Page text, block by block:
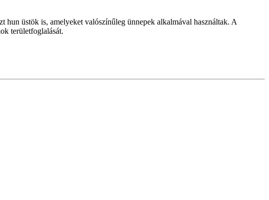
hun üstök is, amelyeket valószínűleg ünnepek alkalmával használtak. A
területfoglalását.